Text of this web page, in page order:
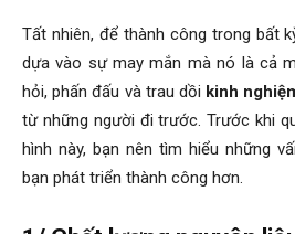
Tất nhiên, để thành công trong bất
dựa vào sự may mắn mà nó là cả
hỏi, phấn đấu và trau dồi kinh
từ những người đi trước. Trước khi
hình này, bạn nên tìm hiểu những
bạn phát triển thành công hơn.